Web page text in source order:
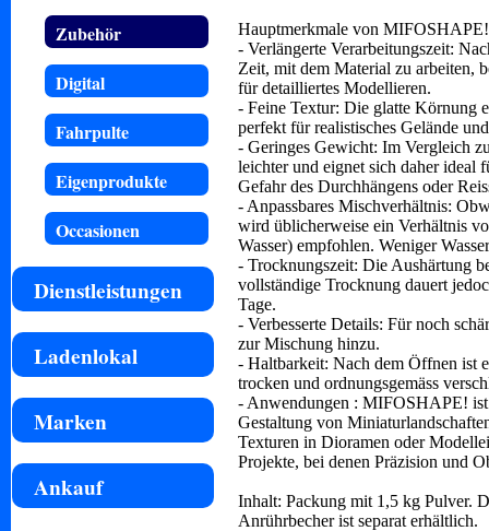
Zubehör
Digital
Fahrpulte
Eigenprodukte
Occasionen
Dienstleistungen
Ladenlokal
Marken
Ankauf
Hauptmerkmale von
- Verlängerte Verarbeitungszeit:
Zeit, mit dem Material zu arbeiten,
für detailliertes Modellieren.
- Feine Textur: Die glatte Körnung
perfekt für realistisches Gelände
- Geringes Gewicht: Im Vergleich
leichter und eignet sich daher ideal
Gefahr des Durchhängens oder
- Anpassbares Mischverhältnis:
wird üblicherweise ein Verhältnis
Wasser) empfohlen. Weniger
- Trocknungszeit: Die Aushärtung
vollständige Trocknung dauert
Tage.
- Verbesserte Details: Für noch
zur Mischung hinzu.
- Haltbarkeit: Nach dem Öffnen ist
trocken und ordnungsgemäss
- Anwendungen : MIFOSHAPE!
Gestaltung von
Texturen in Dioramen oder
Projekte, bei denen Präzision und
Inhalt: Packung mit 1,5 kg Pulver.
Anrührbecher ist separat erhältlich.